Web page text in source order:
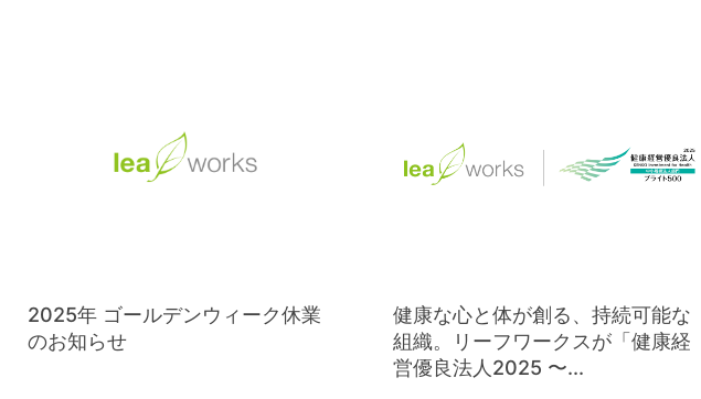
2025年 ゴールデンウィーク休業
のお知らせ
健康な心と体が創る、持続可能な
組織。リーフワークスが「健康経
営優良法人2025 〜...